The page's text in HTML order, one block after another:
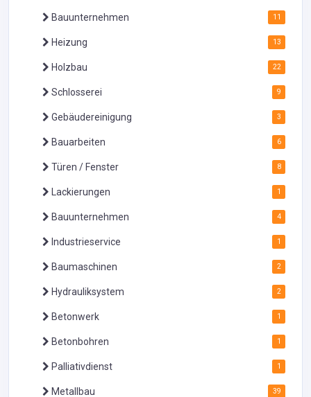
Bauunternehmen 11
Heizung 13
Holzbau 22
Schlosserei 9
Gebäudereinigung 3
Bauarbeiten 6
Türen / Fenster 8
Lackierungen 1
Bauunternehmen 4
Industrieservice 1
Baumaschinen 2
Hydrauliksystem 2
Betonwerk 1
Betonbohren 1
Palliativdienst 1
Metallbau 39